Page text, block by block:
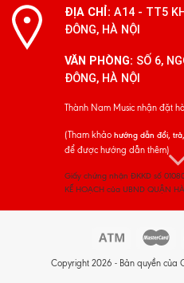
ĐỊA CHỈ: A14 - TT5
ĐÔNG, HÀ NỘI
VĂN PHÒNG: SỐ 6,
ĐÔNG, HÀ NỘI
Thành Nam Music nhận đặt
(Tham khảo hướng dẫn đổi,
để được hướng dẫn thêm)
Giấy chứng nhận ĐKKD số
KẾ HOẠCH của UBND QUẬN
Copyright 2026 - Bản quyền của